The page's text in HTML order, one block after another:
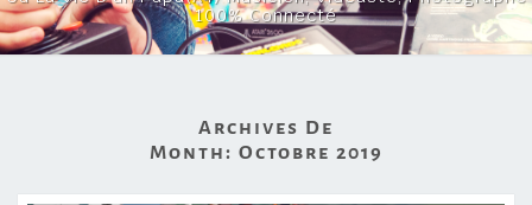
100% Connecté
Archives De
Month: Octobre 2019